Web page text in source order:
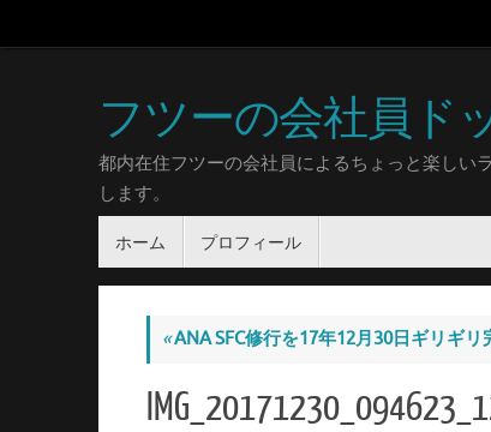
フツーの会社員ド
都内在住フツーの会社員によるちょっと楽しい
します。
ホーム プロフィール
«ANA SFC修行を17年12月30日ギリギ